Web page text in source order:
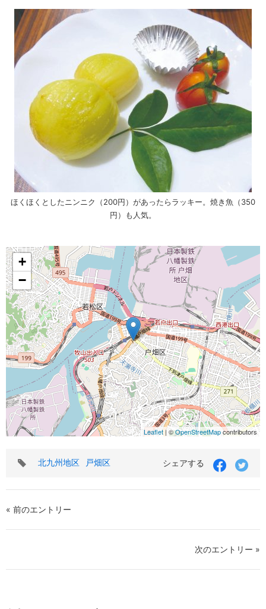
ほくほくとしたニンニク（200円）があったらラッキー。焼き魚（350
円）も人気。
+
−
Leaflet| ©OpenStreetMapcontributors
タ
北九州地区 戸畑区 シェアする
« 前のエントリー
次のエントリー »